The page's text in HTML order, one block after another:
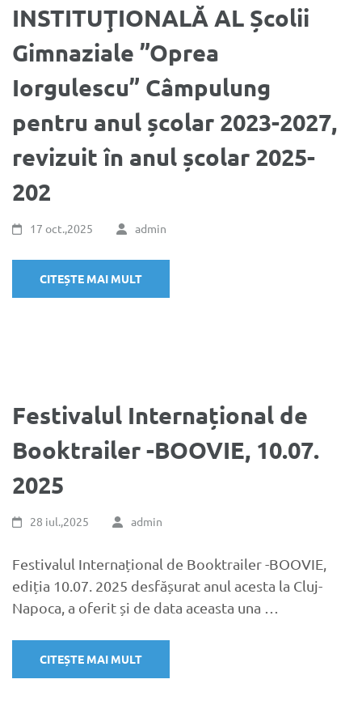
INSTITUŢIONALĂ AL Școlii
Gimnaziale ”Oprea
Iorgulescu” Câmpulung
pentru anul școlar 2023-2027,
revizuit în anul școlar 2025-
202
17 oct.,2025 admin
CITEȘTE MAI MULT
Festivalul Internațional de
Booktrailer -BOOVIE, 10.07.
2025
28 iul.,2025 admin
Festivalul Internațional de Booktrailer -BOOVIE,
ediția 10.07. 2025 desfășurat anul acesta la Cluj-
Napoca, a oferit și de data aceasta una …
CITEȘTE MAI MULT